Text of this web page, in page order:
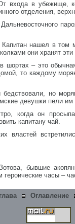
входа в убежище,
отделения,
нашел в том
они хранят
шортах – это
то каждому
но
девушки пели им
когда он
капитану чай.
властей
бывшие
часы –
Оглавление